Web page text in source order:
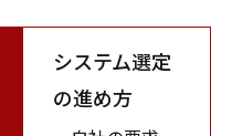
システム選定
の進め方